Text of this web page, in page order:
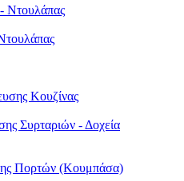
Ντουλάπας
Κουζίνας
Συρταριών - Δοχεία
Πορτών (Κουμπάσα)